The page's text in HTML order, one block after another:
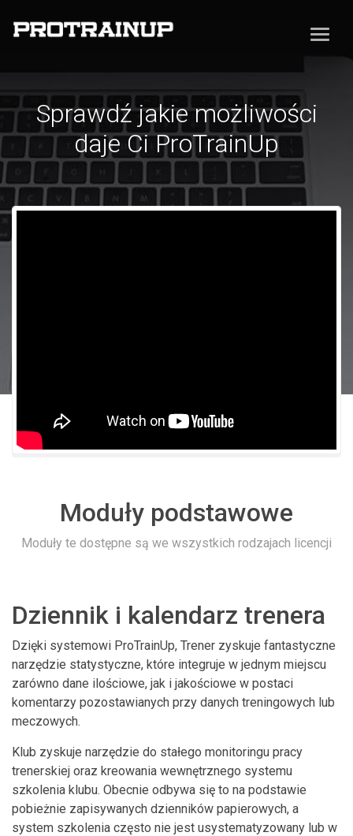
Sprawdź jakie możliwości
daje Ci ProTrainUp
Moduły podstawowe
Moduły te dostępne są we wszystkich rodzajach licencji
Dziennik i kalendarz trenera
Dzięki systemowi ProTrainUp, Trener zyskuje fantastyczne
narzędzie statystyczne, które integruje w jednym miejscu
zarówno dane ilościowe, jak i jakościowe w postaci
komentarzy pozostawianych przy danych treningowych lub
meczowych.
Klub zyskuje narzędzie do stałego monitoringu pracy
trenerskiej oraz kreowania wewnętrznego systemu
szkolenia klubu. Obecnie odbywa się to na podstawie
pobieżnie zapisywanych dzienników papierowych, a
system szkolenia często nie jest usystematyzowany lub w